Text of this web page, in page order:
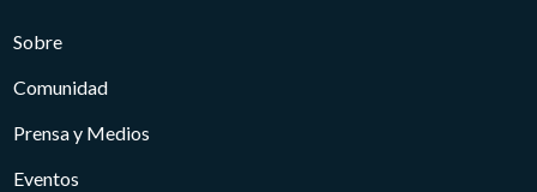
Sobre
Comunidad
Prensa y Medios
Eventos